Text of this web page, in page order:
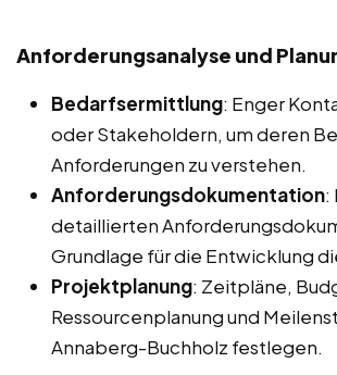
Anforderungsanalyse und
Bedarfsermittlung: Enger
oder Stakeholdern, um deren
Anforderungen zu verstehen.
Anforderungsdokumentation:
detaillierten
Grundlage für die Entwicklung
Projektplanung: Zeitpläne,
Ressourcenplanung und
Annaberg-Buchholz festlegen.